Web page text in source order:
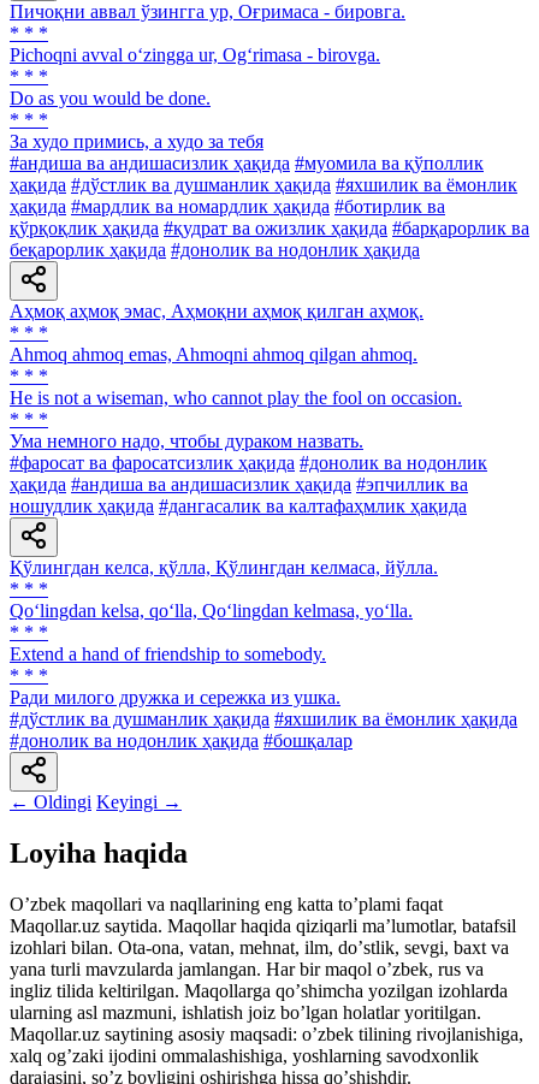
Пичоқни аввал ўзингга ур, Оғримаса - бировга.
* * *
Pichoqni avval o‘zingga ur, Og‘rimasa - birovga.
* * *
Do as you would be done.
* * *
За худо примись, а худо за тебя
#андиша ва андишасизлик ҳақида #муомила ва қўполлик
ҳақида #дўстлик ва душманлик ҳақида #яхшилик ва ёмонлик
ҳақида #мардлик ва номардлик ҳақида #ботирлик ва
қўрқоқлик ҳақида #қудрат ва ожизлик ҳақида #барқарорлик ва
беқарорлик ҳақида #донолик ва нодонлик ҳақида
Аҳмоқ аҳмоқ эмас, Аҳмоқни аҳмоқ қилган аҳмоқ.
* * *
Ahmoq ahmoq emas, Ahmoqni ahmoq qilgan ahmoq.
* * *
He is not a wiseman, who cannot play the fool on occasion.
* * *
Ума немного надо, чтобы дураком назвать.
#фаросат ва фаросатсизлик ҳақида #донолик ва нодонлик
ҳақида #андиша ва андишасизлик ҳақида #эпчиллик ва
ношудлик ҳақида #дангасалик ва калтафаҳмлик ҳақида
Қўлингдан келса, қўлла, Қўлингдан келмаса, йўлла.
* * *
Qo‘lingdan kelsa, qo‘lla, Qo‘lingdan kelmasa, yo‘lla.
* * *
Extend a hand of friendship to somebody.
* * *
Ради милого дружка и сережка из ушка.
#дўстлик ва душманлик ҳақида #яхшилик ва ёмонлик ҳақида
#донолик ва нодонлик ҳақида #бошқалар
← Oldingi Keyingi →
Loyiha haqida
Oʼzbek maqollari va naqllarining eng katta toʼplami faqat
Maqollar.uz saytida. Maqollar haqida qiziqarli maʼlumotlar, batafsil
izohlari bilan. Ota-ona, vatan, mehnat, ilm, doʼstlik, sevgi, baxt va
yana turli mavzularda jamlangan. Har bir maqol oʼzbek, rus va
ingliz tilida keltirilgan. Maqollarga qoʼshimcha yozilgan izohlarda
ularning asl mazmuni, ishlatish joiz boʼlgan holatlar yoritilgan.
Maqollar.uz saytining asosiy maqsadi: oʼzbek tilining rivojlanishiga,
xalq ogʼzaki ijodini ommalashishiga, yoshlarning savodxonlik
darajasini, soʼz boyligini oshirishga hissa qoʼshishdir.